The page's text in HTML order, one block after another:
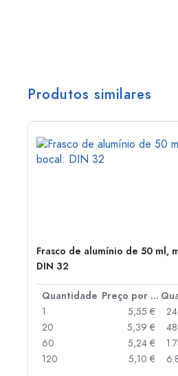
Produtos similares
Frasco de alumínio de 50 ml,
DIN 32
Quantidade Preço por peça
1
5,55 €
20
5,39 €
60
5,24 €
120
5,10 €